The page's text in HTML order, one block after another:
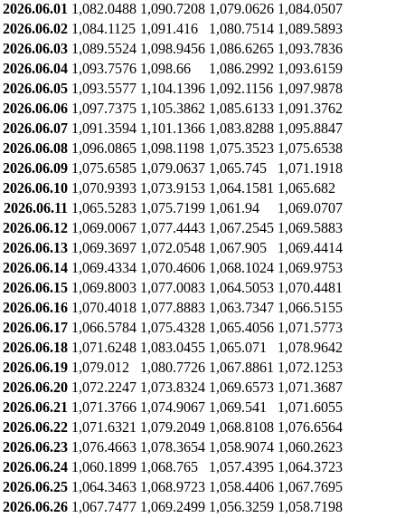
2026.06.01 1,082.0488 1,090.7208 1,079.0626 1,084.0507
2026.06.02 1,084.1125 1,091.416 1,080.7514 1,089.5893
2026.06.03 1,089.5524 1,098.9456 1,086.6265 1,093.7836
2026.06.04 1,093.7576 1,098.66 1,086.2992 1,093.6159
2026.06.05 1,093.5577 1,104.1396 1,092.1156 1,097.9878
2026.06.06 1,097.7375 1,105.3862 1,085.6133 1,091.3762
2026.06.07 1,091.3594 1,101.1366 1,083.8288 1,095.8847
2026.06.08 1,096.0865 1,098.1198 1,075.3523 1,075.6538
2026.06.09 1,075.6585 1,079.0637 1,065.745
1,071.1918
2026.06.10 1,070.9393 1,073.9153 1,064.1581 1,065.682
2026.06.11 1,065.5283 1,075.7199 1,061.94
1,069.0707
2026.06.12 1,069.0067 1,077.4443 1,067.2545 1,069.5883
2026.06.13 1,069.3697 1,072.0548 1,067.905
1,069.4414
2026.06.14 1,069.4334 1,070.4606 1,068.1024 1,069.9753
2026.06.15 1,069.8003 1,077.0083 1,064.5053 1,070.4481
2026.06.16 1,070.4018 1,077.8883 1,063.7347 1,066.5155
2026.06.17 1,066.5784 1,075.4328 1,065.4056 1,071.5773
2026.06.18 1,071.6248 1,083.0455 1,065.071
1,078.9642
2026.06.19 1,079.012 1,080.7726 1,067.8861 1,072.1253
2026.06.20 1,072.2247 1,073.8324 1,069.6573 1,071.3687
2026.06.21 1,071.3766 1,074.9067 1,069.541
1,071.6055
2026.06.22 1,071.6321 1,079.2049 1,068.8108 1,076.6564
2026.06.23 1,076.4663 1,078.3654 1,058.9074 1,060.2623
2026.06.24 1,060.1899 1,068.765 1,057.4395 1,064.3723
2026.06.25 1,064.3463 1,068.9723 1,058.4406 1,067.7695
2026.06.26 1,067.7477 1,069.2499 1,056.3259 1,058.7198